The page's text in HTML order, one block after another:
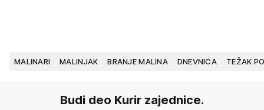
MALINARI MALINJAK BRANJE MALINA DNEVNICA TEŽAK
Budi deo Kurir zajednice.